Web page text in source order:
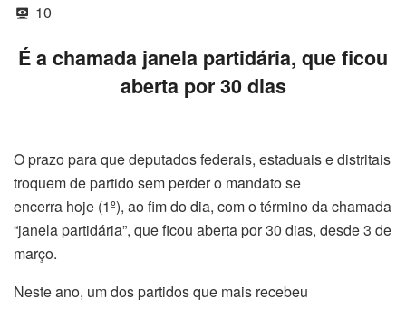
10
É a chamada janela partidária, que ficou
aberta por 30 dias
O prazo para que deputados federais, estaduais e distritais
troquem de partido sem perder o mandato se
encerra hoje (1º), ao fim do dia, com o término da chamada
“janela partidária”, que ficou aberta por 30 dias, desde 3 de
março.
Neste ano, um dos partidos que mais recebeu